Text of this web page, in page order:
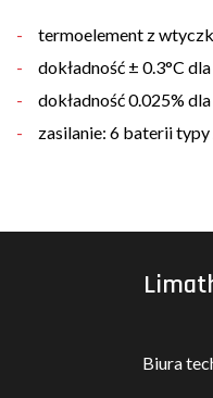
termoelement z
dokładność ± 0.3°C
dokładność 0.025%
zasilanie: 6 baterii
Biura